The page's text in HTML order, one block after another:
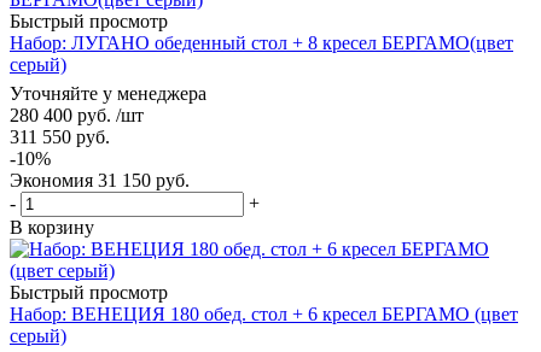
Быстрый просмотр
Набор: ЛУГАНО обеденный стол + 8 кресел БЕРГАМО(цвет
серый)
Уточняйте у менеджера
280 400 руб. /шт
311 550 руб.
-10%
Экономия 31 150 руб.
-
+
В корзину
Быстрый просмотр
Набор: ВЕНЕЦИЯ 180 обед. стол + 6 кресел БЕРГАМО (цвет
серый)